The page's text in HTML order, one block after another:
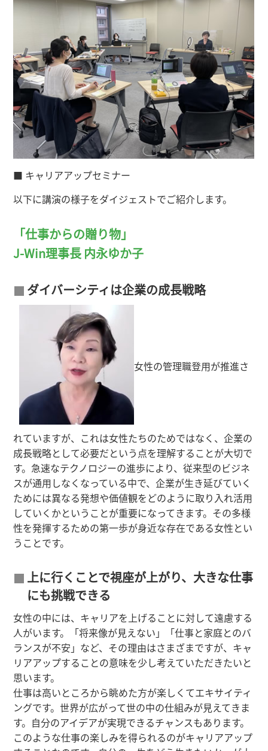
■ キャリアアップセミナー
以下に講演の様子をダイジェストでご紹介します。
「仕事からの贈り物」
J-Win理事長 内永ゆか子
ダイバーシティは企業の成長戦略
女性の管理職登用が推進さ
れていますが、これは女性たちのためではなく、企業の
成長戦略として必要だという点を理解することが大切で
す。急速なテクノロジーの進歩により、従来型のビジネ
スが通用しなくなっている中で、企業が生き延びていく
ためには異なる発想や価値観をどのように取り入れ活用
していくかということが重要になってきます。その多様
性を発揮するための第一歩が身近な存在である女性とい
うことです。
上に行くことで視座が上がり、大きな仕事
にも挑戦できる
女性の中には、キャリアを上げることに対して遠慮する
人がいます。「将来像が見えない」「仕事と家庭とのバ
ランスが不安」など、その理由はさまざまですが、キャ
リアアップすることの意味を少し考えていただきたいと
思います。
仕事は高いところから眺めた方が楽しくてエキサイティ
ングです。世界が広がって世の中の仕組みが見えてきま
す。自分のアイデアが実現できるチャンスもあります。
このような仕事の楽しみを得られるのがキャリアアップ